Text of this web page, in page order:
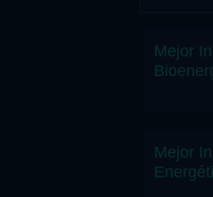
Mejor
Mejor